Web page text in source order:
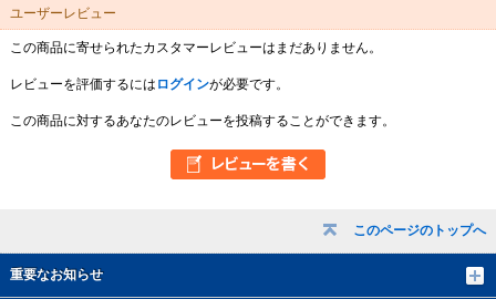
このページのトップへ
重要なお知らせ
ユーザーレビュー
この商品に寄せられたカスタマーレビューはまだありません。
レビューを評価するには ログインが必要です。
この商品に対するあなたのレビューを投稿することができます。